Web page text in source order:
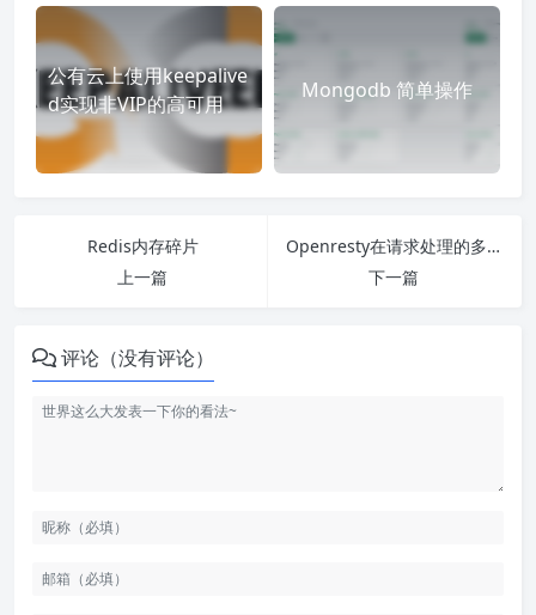
公有云上使用keepalive
d实现非VIP的高可用
Mongodb 简单操作
Redis内存碎片
上一篇
Openresty在请求处理的多个阶段内数据共享
下一篇
评论（没有评论）